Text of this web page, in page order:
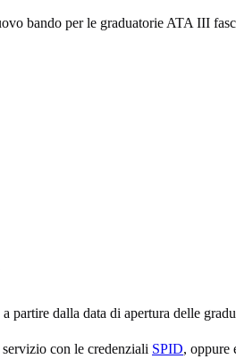
bando per le graduatorie ATA III
a partire dalla data di apertura delle
con le credenziali SPID, oppure